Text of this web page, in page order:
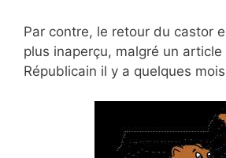
Par contre, le retour du castor
plus inaperçu, malgré un article
Républicain il y a quelques